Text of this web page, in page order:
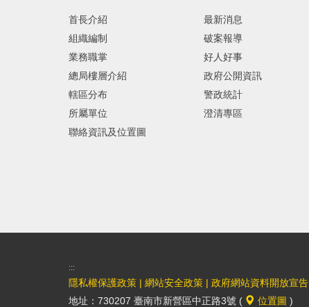
首長介紹
組織編制
業務職掌
總局樓層介紹
轄區分布
所屬單位
聯絡資訊及位置圖
最新消息
破案報導
好人好事
政府公開資訊
警政統計
澄清專區
:::
隱私權保護政策 | 網站安全政策 | 政府網站資料開放宣告
地址：730207 臺南市新營區中正路3號 (
位置圖 )